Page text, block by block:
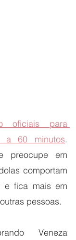
oficiais para
a 60 minutos.
preocupe em
comportam
e fica mais em
pessoas.
Veneza